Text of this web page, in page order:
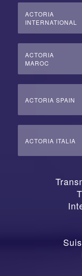
ACTORIA
INTERNATIONAL
ACTORIA
MAROC
ACTORIA SPAIN
ACTORIA ITALIA